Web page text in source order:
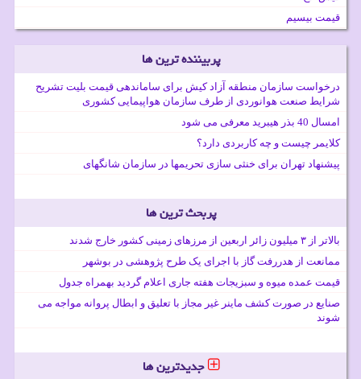
قیمت بیسیم
پربیننده ترین ها
درخواست سازمان منطقه آزاد کیش برای ساماندهی قیمت بلیت تشریح
شرایط صنعت هوانوردی از طرف سازمان هواپیمایی کشوری
امسال 40 بذر هیبرید معرفی می شود
کلایمر چیست و چه کاربردی دارد؟
پیشنهاد تهران برای خنثی سازی تحریمها در سازمان شانگهای
پربحث ترین ها
بالاتر از ۳ میلیون زائر اربعین از مرزهای زمینی کشور خارج شدند
ممانعت از هدررفت گاز با اجرای یک طرح پژوهشی در بوشهر
قیمت عمده میوه و سبزیجات هفته جاری اعلام گردید بهمراه جدول
صنایع در صورت کشف ماینر غیر مجاز با تعلیق و ابطال پروانه مواجه می
شوند
جدیدترین ها